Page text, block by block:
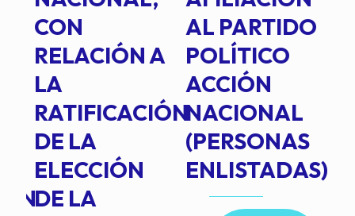
CON
RELACIÓN A
LA
RATIFICACIÓN
DE LA
ELECCIÓN
DE LA
AL PARTIDO
POLÍTICO
ACCIÓN
NACIONAL
(PERSONAS
ENLISTADAS)